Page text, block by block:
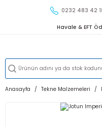
0232 483 42
Havale & EFT
Anasayfa Tekne Malzemeleri